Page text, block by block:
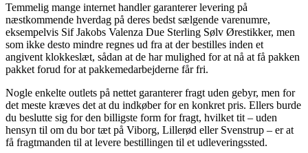
Temmelig mange internet handler garanterer levering på
næstkommende hverdag på deres bedst sælgende varenumre,
eksempelvis Sif Jakobs Valenza Due Sterling Sølv Ørestikker, men
som ikke desto mindre regnes ud fra at der bestilles inden et
angivent klokkeslæt, sådan at de har mulighed for at nå at få pakken
pakket forud for at pakkemedarbejderne får fri.
Nogle enkelte outlets på nettet garanterer fragt uden gebyr, men for
det meste kræves det at du indkøber for en konkret pris. Ellers burde
du beslutte sig for den billigste form for fragt, hvilket tit – uden
hensyn til om du bor tæt på Viborg, Lillerød eller Svenstrup – er at
få fragtmanden til at levere bestillingen til et udleveringssted.